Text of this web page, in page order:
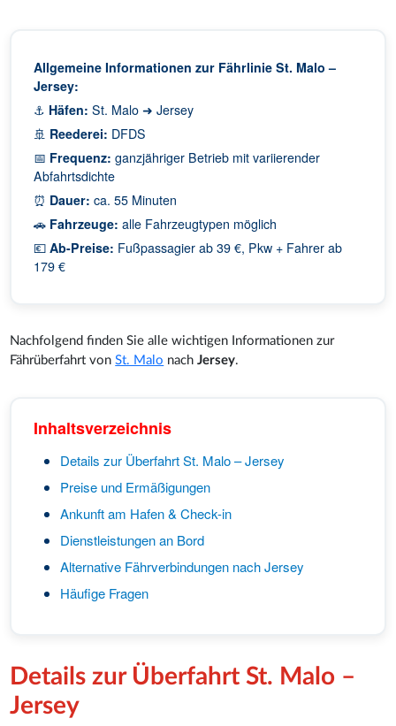
Allgemeine Informationen zur Fährlinie St. Malo –
Jersey:
⚓ Häfen: St. Malo ➜ Jersey
🚢 Reederei: DFDS
📅 Frequenz: ganzjähriger Betrieb mit variierender
Abfahrtsdichte
⏰ Dauer: ca. 55 Minuten
🚗 Fahrzeuge: alle Fahrzeugtypen möglich
💶Ab-Preise: Fußpassagier ab 39 €, Pkw + Fahrer ab
179 €
Nachfolgend finden Sie alle wichtigen Informationen zur
Fährüberfahrt vonSt. Malo nachJersey.
Inhaltsverzeichnis
Details zur Überfahrt St. Malo – Jersey
Preise und Ermäßigungen
Ankunft am Hafen & Check-in
Dienstleistungen an Bord
Alternative Fährverbindungen nach Jersey
Häufige Fragen
Details zur Überfahrt St. Malo –
Jersey